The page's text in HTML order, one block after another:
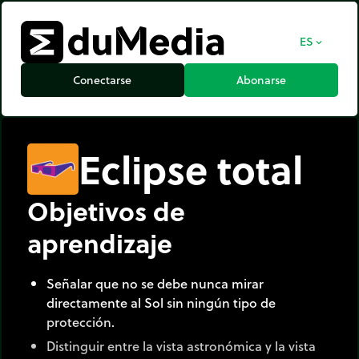
ES expand_more
Conectarse Abonarse
Eclipse total
Objetivos de
aprendizaje
Señalar que no se debe nunca mirar
directamente al Sol sin ningún tipo de
protección.
Distinguir entre la vista astronómica y la vista